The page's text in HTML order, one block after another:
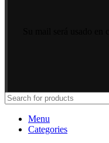
Menu
Categories